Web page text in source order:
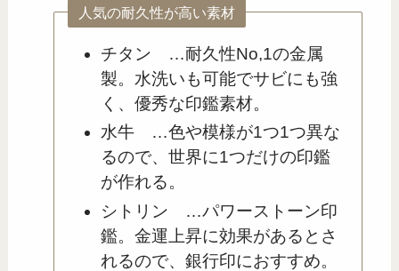
人気の耐久性が高い素材
チタン …耐久性No,1の金属
製。水洗いも可能でサビにも強
く、優秀な印鑑素材。
水牛 …色や模様が1つ1つ異な
るので、世界に1つだけの印鑑
が作れる。
シトリン …パワーストーン印
鑑。金運上昇に効果があるとさ
れるので、銀行印におすすめ。